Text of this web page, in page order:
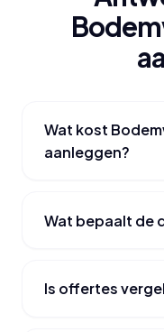
Wat kost
aanleggen?
Wat bepaalt de
Is offertes